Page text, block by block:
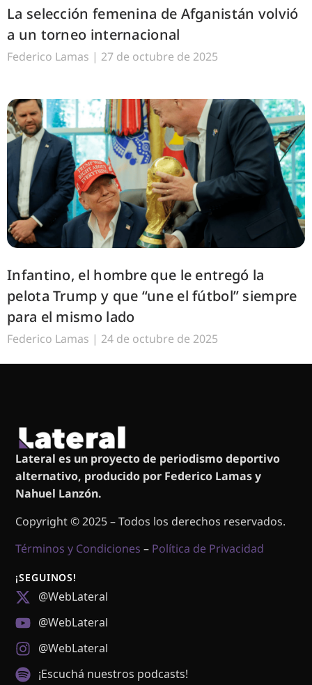
La selección femenina de Afganistán volvió
a un torneo internacional
Federico Lamas 27 de octubre de 2025
Infantino, el hombre que le entregó la
pelota Trump y que “une el fútbol” siempre
para el mismo lado
Federico Lamas 24 de octubre de 2025
Lateral es un proyecto de periodismo deportivo
alternativo, producido por Federico Lamas y
Nahuel Lanzón.
Copyright © 2025 – Todos los derechos reservados.
Términos y Condiciones – Política de Privacidad
¡SEGUINOS!
@WebLateral
@WebLateral
@WebLateral
¡Escuchá nuestros podcasts!